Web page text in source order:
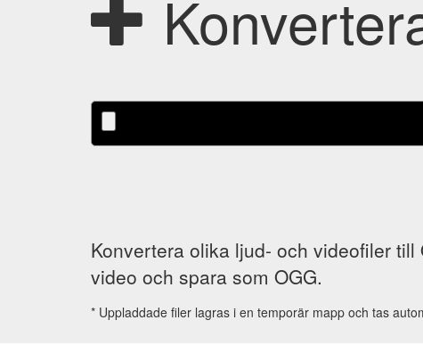
Konvertera olika ljud- och videofiler
video och spara som OGG.
* Uppladdade filer lagras i en temporär mapp och tas